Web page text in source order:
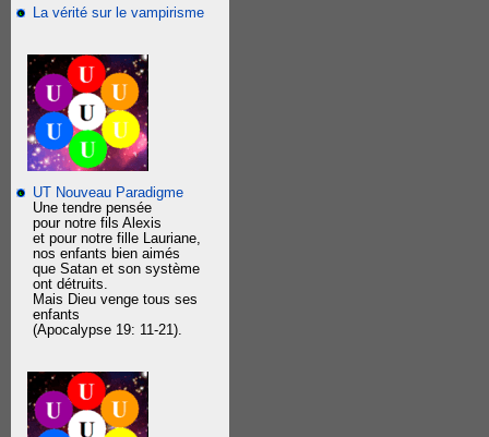
La vérité sur le vampirisme
UT Nouveau Paradigme
Une tendre pensée
pour notre fils Alexis
et pour notre fille Lauriane,
nos enfants bien aimés
que Satan et son système
ont détruits.
Mais Dieu venge tous ses
enfants
(Apocalypse 19: 11-21).